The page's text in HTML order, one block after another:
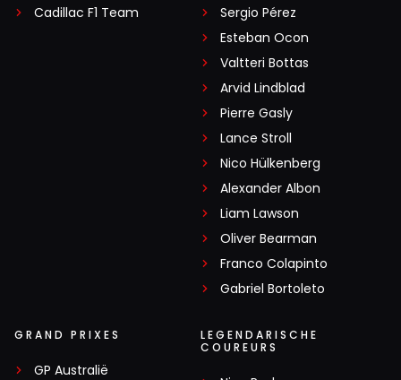
Cadillac F1 Team
Sergio Pérez
Esteban Ocon
Valtteri Bottas
Arvid Lindblad
Pierre Gasly
Lance Stroll
Nico Hülkenberg
Alexander Albon
Liam Lawson
Oliver Bearman
Franco Colapinto
Gabriel Bortoleto
GRAND PRIXES
GP Australië
LEGENDARISCHE
COUREURS